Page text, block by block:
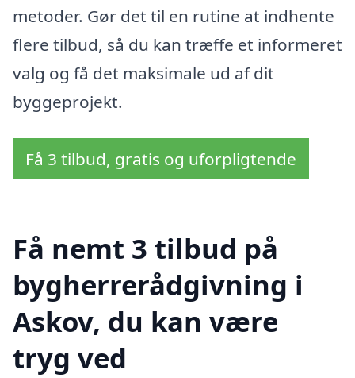
metoder. Gør det til en rutine at indhente
flere tilbud, så du kan træffe et informeret
valg og få det maksimale ud af dit
byggeprojekt.
Få 3 tilbud, gratis og uforpligtende
Få nemt 3 tilbud på
bygherrerådgivning i
Askov, du kan være
tryg ved